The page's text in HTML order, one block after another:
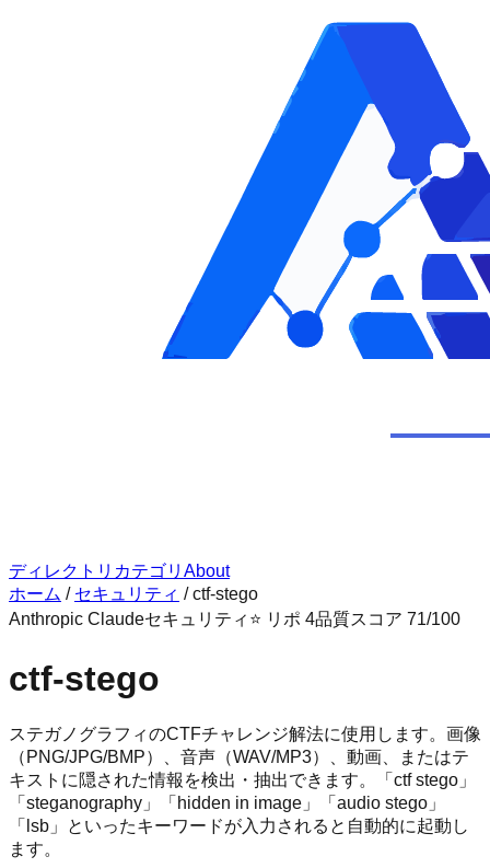
ディレクトリ カテゴリ About
ホーム / セキュリティ /ctf-stego
Anthropic Claudeセキュリティ ⭐ リポ 4品質スコア 71/100
ctf-stego
ステガノグラフィのCTFチャレンジ解法に使用します。画像
（PNG/JPG/BMP）、音声（WAV/MP3）、動画、またはテ
キストに隠された情報を検出・抽出できます。「ctf stego」
「steganography」「hidden in image」「audio stego」
「lsb」といったキーワードが入力されると自動的に起動し
ます。